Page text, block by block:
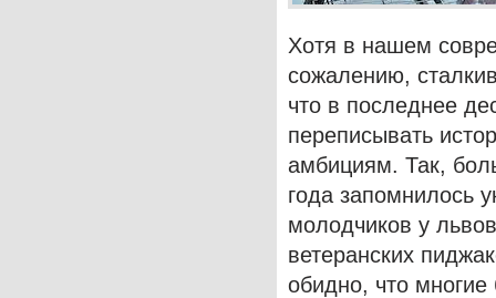
Хотя в нашем
сожалению,
что в последнее
переписывать
амбициям. Так,
года запомнилось
молодчиков у
ветеранских
обидно, что